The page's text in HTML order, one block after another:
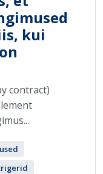
kui
contract)